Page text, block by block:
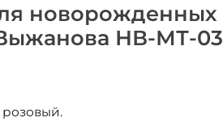
новорожденных
НВ-МТ-